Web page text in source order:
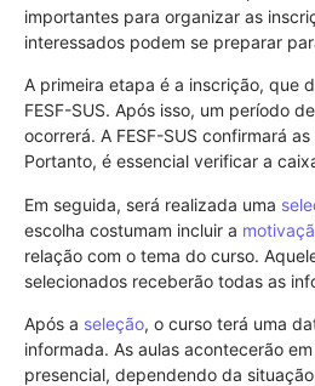
importantes para organizar as
interessados podem se preparar
A primeira etapa é a inscrição, que
FESF-SUS. Após isso, um período
ocorrerá. A FESF-SUS confirmará
Portanto, é essencial verificar a
Em seguida, será realizada uma
escolha costumam incluir a
relação com o tema do curso.
selecionados receberão todas as
Após a seleção, o curso terá uma
informada. As aulas acontecerão
presencial, dependendo da